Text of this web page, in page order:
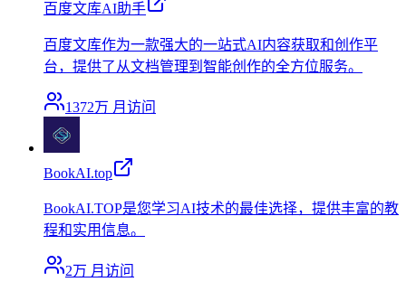
百度文库AI助手
百度文库作为一款强大的一站式AI内容获取和创作平
台，提供了从文档管理到智能创作的全方位服务。
1372万 月访问
BookAI.top
BookAI.TOP是您学习AI技术的最佳选择，提供丰富的教
程和实用信息。
2万 月访问